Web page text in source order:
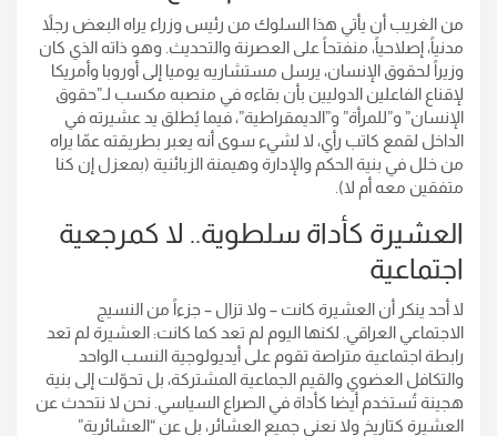
من الغريب أن يأتي هذا السلوك من رئيس وزراء يراه البعض رجلاً
مدنياً، إصلاحياً، منفتحاً على العصرنة والتحديث. وهو ذاته الذي كان
وزيراً لحقوق الإنسان، يرسل مستشاريه يوميا إلى أوروبا وأمريكا
لإقناع الفاعلين الدوليين بأن بقاءه في منصبه مكسب لـ”حقوق
الإنسان” و”للمرأة” و”الديمقراطية”، فيما يُطلق يد عشيرته في
الداخل لقمع كاتب رأي، لا لشيء سوى أنه يعبر بطريقته عمّا يراه
من خلل في بنية الحكم والإدارة وهيمنة الزبائنية (بمعزل إن كنا
متفقين معه أم لا).
العشيرة كأداة سلطوية.. لا كمرجعية
اجتماعية
لا أحد ينكر أن العشيرة كانت – ولا تزال – جزءاً من النسيج
الاجتماعي العراقي. لكنها اليوم لم تعد كما كانت: العشيرة لم تعد
رابطة اجتماعية متراصة تقوم على أيديولوجية النسب الواحد
والتكافل العضوي والقيم الجماعية المشتركة، بل تحوّلت إلى بنية
هجينة تُستخدم أيضا كأداة في الصراع السياسي. نحن لا نتحدث عن
العشيرة كتاريخ ولا نعني جميع العشائر، بل عن “العشائرية”